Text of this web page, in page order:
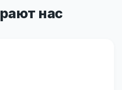
нас